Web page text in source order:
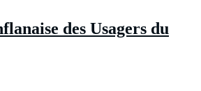
des Usagers du